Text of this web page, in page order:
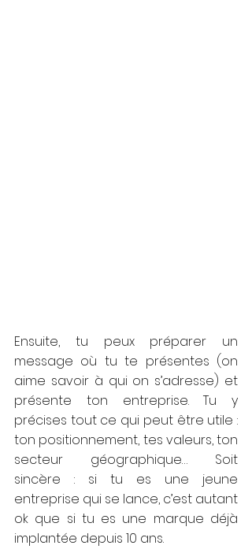
Ensuite, tu peux préparer un
message où tu te présentes (on
aime savoir à qui on s’adresse) et
présente ton entreprise. Tu y
précises tout ce qui peut être utile :
ton positionnement, tes valeurs, ton
secteur géographique… Soit
sincère : si tu es une jeune
entreprise qui se lance, c’est autant
ok que si tu es une marque déjà
implantée depuis 10 ans.